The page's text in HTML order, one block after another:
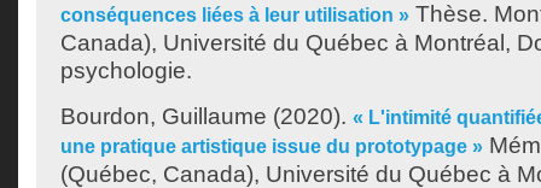
conséquences liées à leur utilisation » Thèse.
Canada), Université du Québec à Montréal,
psychologie.
Bourdon, Guillaume (2020). « L'intimité
une pratique artistique issue du prototypage »
(Québec, Canada), Université du Québec à